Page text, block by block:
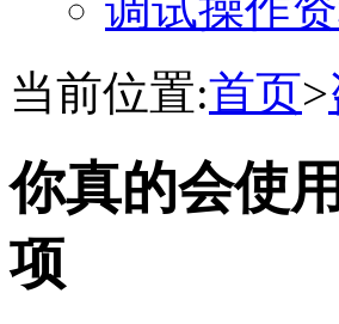
当前位置:首页>
你真的会使
项